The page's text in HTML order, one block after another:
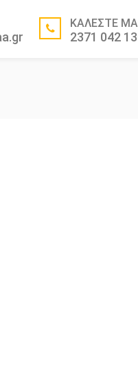
ΚΑΛΕΣΤΕ
2371 042